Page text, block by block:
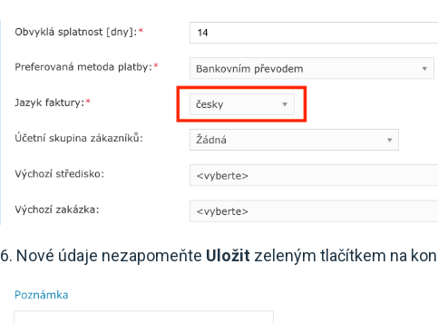
6. Nové údaje nezapomeňte Uložit zeleným tlačítkem na